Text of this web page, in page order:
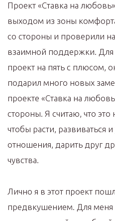
Проект «Ставка на
выходом из зоны
со стороны и проверили
взаимной поддержки.
проект на пять с плюсом,
подарил много новых
проекте «Ставка на
стороны. Я считаю, что
чтобы расти, развиваться
отношения, дарить друг
чувства.
Лично я в этот проект
предвкушением. Для меня